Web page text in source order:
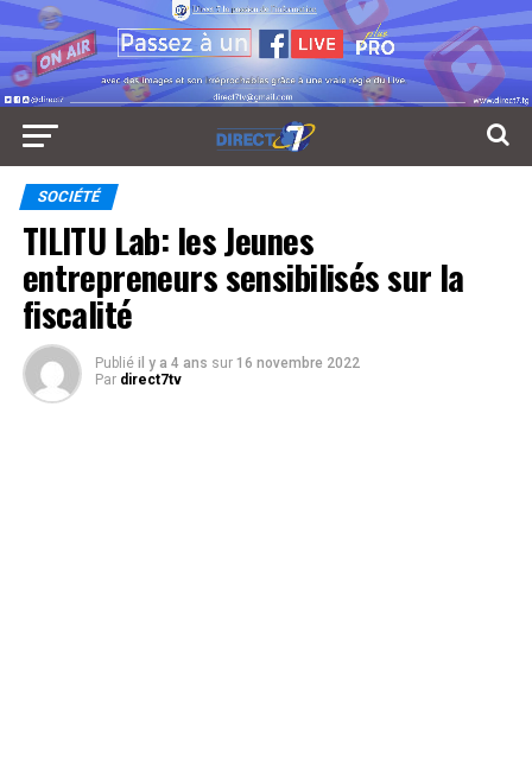
SOCIÉTÉ
TILITU Lab: les Jeunes
entrepreneurs sensibilisés sur la
fiscalité
Publié il y a 4 ans sur 16 novembre 2022
Par direct7tv